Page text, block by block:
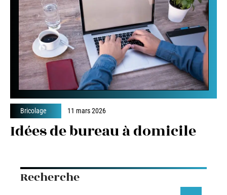
Bricolage 11 mars 2026
Idées de bureau à domicile
Recherche